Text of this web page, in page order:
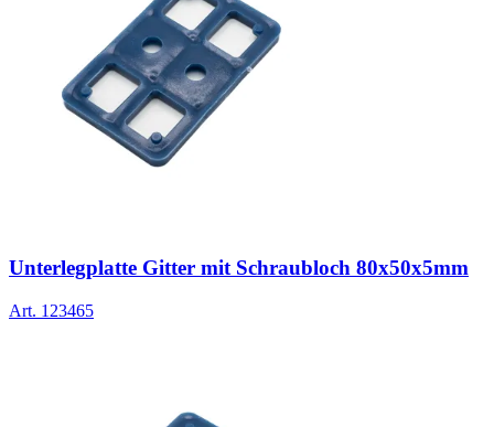
Unterlegplatte Gitter mit Schraubloch 80x50x5mm
Art. 123465